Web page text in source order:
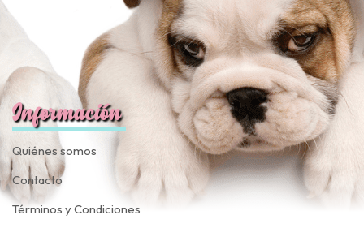
Información
Quiénes somos
Contacto
Términos y Condiciones